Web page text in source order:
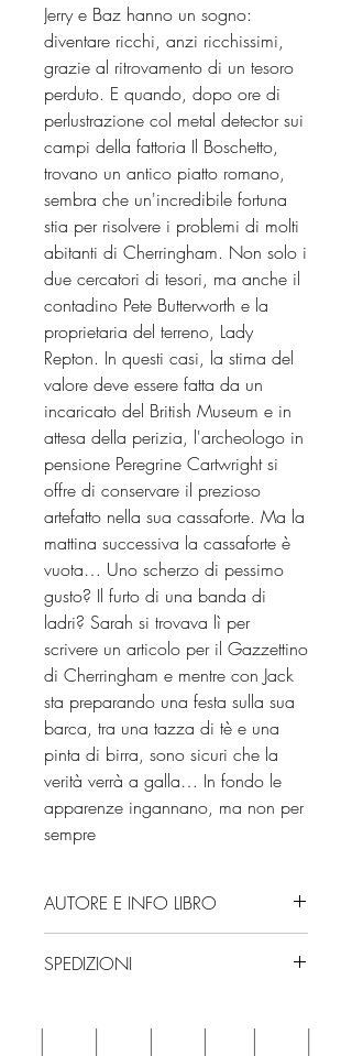
Jerry e Baz hanno un sogno:
diventare ricchi, anzi ricchissimi,
grazie al ritrovamento di un tesoro
perduto. E quando, dopo ore di
perlustrazione col metal detector sui
campi della fattoria Il Boschetto,
trovano un antico piatto romano,
sembra che un'incredibile fortuna
stia per risolvere i problemi di molti
abitanti di Cherringham. Non solo i
due cercatori di tesori, ma anche il
contadino Pete Butterworth e la
proprietaria del terreno, Lady
Repton. In questi casi, la stima del
valore deve essere fatta da un
incaricato del British Museum e in
attesa della perizia, l'archeologo in
pensione Peregrine Cartwright si
offre di conservare il prezioso
artefatto nella sua cassaforte. Ma la
mattina successiva la cassaforte è
vuota… Uno scherzo di pessimo
gusto? Il furto di una banda di
ladri? Sarah si trovava lì per
scrivere un articolo per il Gazzettino
di Cherringham e mentre con Jack
sta preparando una festa sulla sua
barca, tra una tazza di tè e una
pinta di birra, sono sicuri che la
verità verrà a galla… In fondo le
apparenze ingannano, ma non per
sempre
AUTORE E INFO LIBRO
Richards
Isbn: 9791223279267
SPEDIZIONI
3/4 giorni, secondo disponibilità